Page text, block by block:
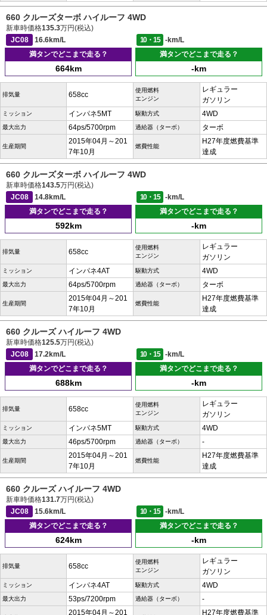
660 クルーズターボ ハイルーフ 4WD
新車時価格135.3万円(税込)
JC08
16.6km/L 10・15
-km/L
満タンでどこまで走る？
664km
満タンでどこまで走る？
-km
排気量 658cc
使用燃料
エンジン
レギュラー
ガソリン
ミッション インパネ5MT 駆動方式 4WD
最大出力 64ps/5700rpm 過給器（ターボ） ターボ
生産期間
2015年04月～201
7年10月
燃費性能
H27年度燃費基準
達成
660 クルーズターボ ハイルーフ 4WD
新車時価格143.5万円(税込)
JC08
14.8km/L 10・15
-km/L
満タンでどこまで走る？
592km
満タンでどこまで走る？
-km
排気量 658cc
使用燃料
エンジン
レギュラー
ガソリン
ミッション インパネ4AT 駆動方式 4WD
最大出力 64ps/5700rpm 過給器（ターボ） ターボ
生産期間
2015年04月～201
7年10月
燃費性能
H27年度燃費基準
達成
660 クルーズ ハイルーフ 4WD
新車時価格125.5万円(税込)
JC08
17.2km/L 10・15
-km/L
満タンでどこまで走る？
688km
満タンでどこまで走る？
-km
排気量 658cc
使用燃料
エンジン
レギュラー
ガソリン
ミッション インパネ5MT 駆動方式 4WD
最大出力 46ps/5700rpm 過給器（ターボ） -
生産期間
2015年04月～201
7年10月
燃費性能
H27年度燃費基準
達成
660 クルーズ ハイルーフ 4WD
新車時価格131.7万円(税込)
JC08
15.6km/L 10・15
-km/L
満タンでどこまで走る？
624km
満タンでどこまで走る？
-km
排気量 658cc
使用燃料
エンジン
レギュラー
ガソリン
ミッション インパネ4AT 駆動方式 4WD
最大出力 53ps/7200rpm 過給器（ターボ） -
2015年04月～201 H27年度燃費基準